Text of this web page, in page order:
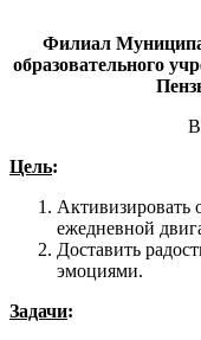
Филиал
образовательного
Цель:
Активизировать
ежедневной
Доставить
эмоциями.
Задачи: